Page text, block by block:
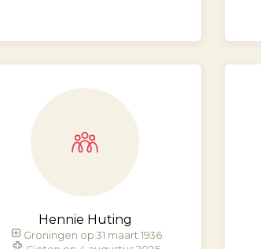
Hennie Huting
Groningen op 31 maart 1936